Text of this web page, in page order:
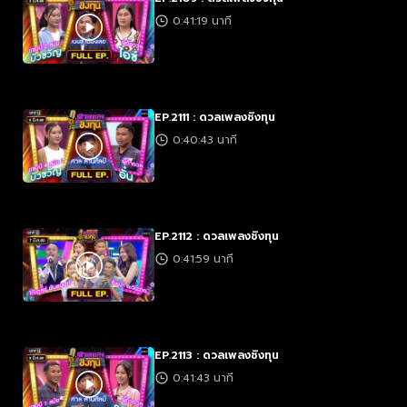
0:41:19 นาที
EP.2111 : ดวลเพลงชิงทุน
0:40:43 นาที
EP.2112 : ดวลเพลงชิงทุน
0:41:59 นาที
EP.2113 : ดวลเพลงชิงทุน
0:41:43 นาที